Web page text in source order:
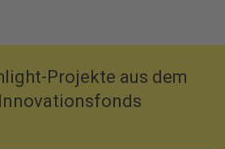
Projekte aus dem